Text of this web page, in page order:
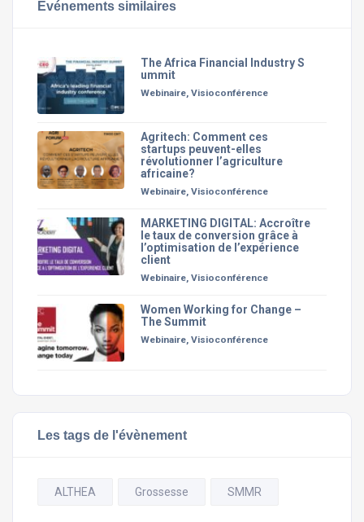
Événements similaires
The Africa Financial Industry S
ummit
Webinaire, Visioconférence
Agritech: Comment ces
startups peuvent-elles
révolutionner l’agriculture
africaine?
Webinaire, Visioconférence
MARKETING DIGITAL: Accroître
le taux de conversion grâce à
l’optimisation de l’expérience
client
Webinaire, Visioconférence
Women Working for Change –
The Summit
Webinaire, Visioconférence
Les tags de l'évènement
ALTHEA Grossesse SMMR